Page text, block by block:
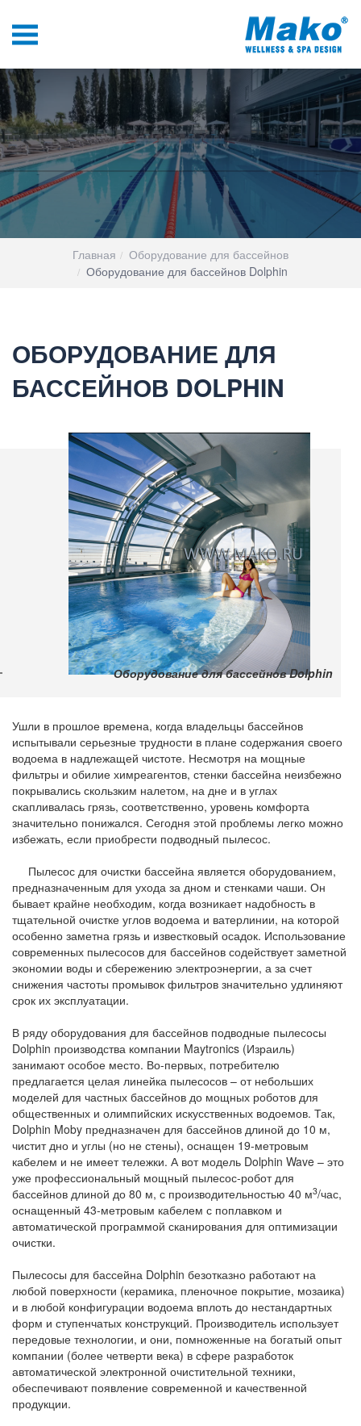
Главная
Оборудование для бассейнов
Оборудование для бассейнов Dolphin
ОБОРУДОВАНИЕ ДЛЯ
БАССЕЙНОВ DOLPHIN
Оборудование для бассейнов Dolphin
Ушли в прошлое времена, когда владельцы бассейнов
испытывали серьезные трудности в плане содержания своего
водоема в надлежащей чистоте. Несмотря на мощные
фильтры и обилие химреагентов, стенки бассейна неизбежно
покрывались скользким налетом, на дне и в углах
скапливалась грязь, соответственно, уровень комфорта
значительно понижался. Сегодня этой проблемы легко можно
избежать, если приобрести подводный пылесос.
Пылесос для очистки бассейна является оборудованием,
предназначенным для ухода за дном и стенками чаши. Он
бывает крайне необходим, когда возникает надобность в
тщательной очистке углов водоема и ватерлинии, на которой
особенно заметна грязь и известковый осадок. Использование
современных пылесосов для бассейнов содействует заметной
экономии воды и сбережению электроэнергии, а за счет
снижения частоты промывок фильтров значительно удлиняют
срок их эксплуатации.
В ряду оборудования для бассейнов подводные пылесосы
Dolphin производства компании Maytronics (Израиль)
занимают особое место. Во-первых, потребителю
предлагается целая линейка пылесосов – от небольших
моделей для частных бассейнов до мощных роботов для
общественных и олимпийских искусственных водоемов. Так,
Dolphin Moby предназначен для бассейнов длиной до 10 м,
чистит дно и углы (но не стены), оснащен 19-метровым
кабелем и не имеет тележки. А вот модель Dolphin Wave – это
уже профессиональный мощный пылесос-робот для
бассейнов длиной до 80 м, с производительностью 40 м3/час,
оснащенный 43-метровым кабелем с поплавком и
автоматической программой сканирования для оптимизации
очистки.
Пылесосы для бассейна Dolphin безотказно работают на
любой поверхности (керамика, пленочное покрытие, мозаика)
и в любой конфигурации водоема вплоть до нестандартных
форм и ступенчатых конструкций. Производитель использует
передовые технологии, и они, помноженные на богатый опыт
компании (более четверти века) в сфере разработок
автоматической электронной очистительной техники,
обеспечивают появление современной и качественной
продукции.